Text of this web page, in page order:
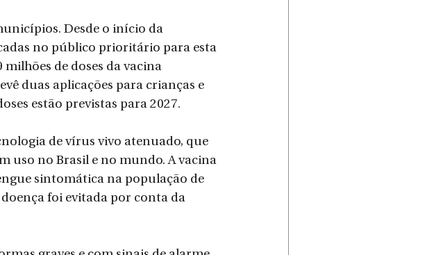
Desde o início da
no público prioritário para esta
de doses da vacina
duas aplicações para crianças e
estão previstas para 2027.
de vírus vivo atenuado, que
uso no Brasil e no mundo. A vacina
sintomática na população de
doença foi evitada por conta da